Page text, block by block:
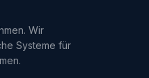
Wir
Systeme für